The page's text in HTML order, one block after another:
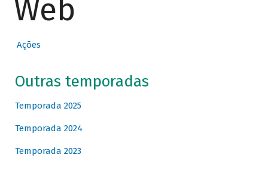
Web
Ações
Outras temporadas
Temporada 2025
Temporada 2024
Temporada 2023